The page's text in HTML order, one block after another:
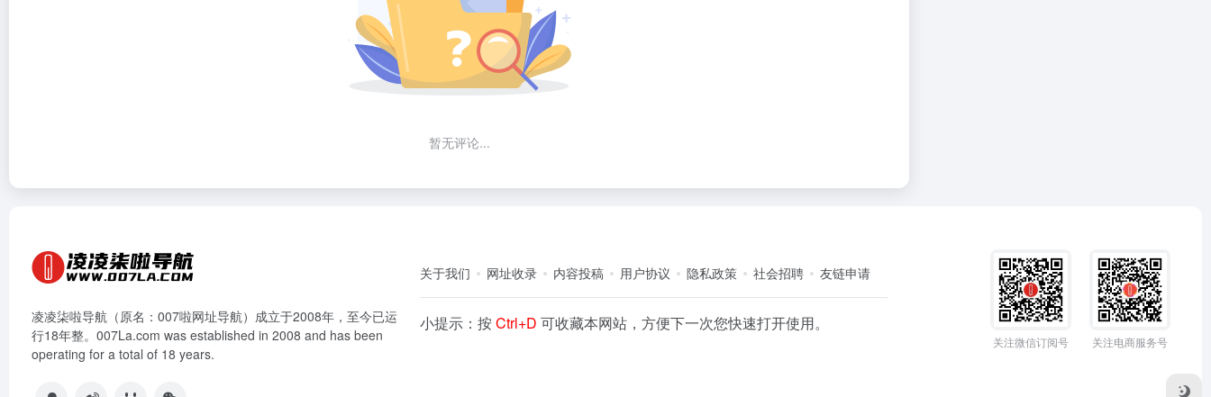
暂无评论...
凌凌柒啦导航（原名：007啦网址导航）成立于2008年，至今已运
行18年整。007La.com was established in 2008 and has been
operating for a total of 18 years.
关于我们 网址收录 内容投稿 用户协议 隐私政策 社会招聘 友链申请
小提示：按Ctrl+D可收藏本网站，方便下一次您快速打开使用。
关注微信订阅号 关注电商服务号